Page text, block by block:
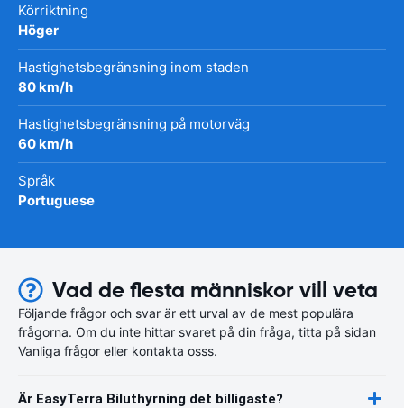
Körriktning
Höger
Hastighetsbegränsning inom staden
80 km/h
Hastighetsbegränsning på motorväg
60 km/h
Språk
Portuguese
Vad de flesta människor vill veta
Följande frågor och svar är ett urval av de mest populära
frågorna. Om du inte hittar svaret på din fråga, titta på sidan
Vanliga frågor eller kontakta osss.
Är EasyTerra Biluthyrning det billigaste?